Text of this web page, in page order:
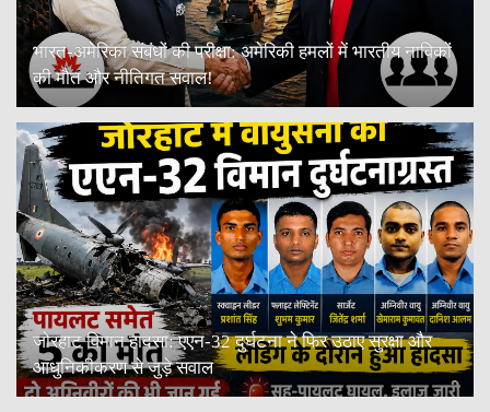
भारत-अमेरिका संबंधों की परीक्षा: अमेरिकी हमलों में भारतीय नाविकों
की मौत और नीतिगत सवाल!
जोरहाट विमान हादसा: एएन-32 दुर्घटना ने फिर उठाए सुरक्षा और
आधुनिकीकरण से जुड़े सवाल